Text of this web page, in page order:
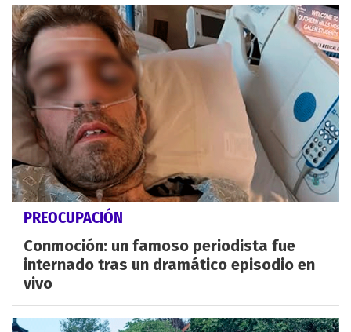
PREOCUPACIÓN
Conmoción: un famoso periodista fue
internado tras un dramático episodio en
vivo